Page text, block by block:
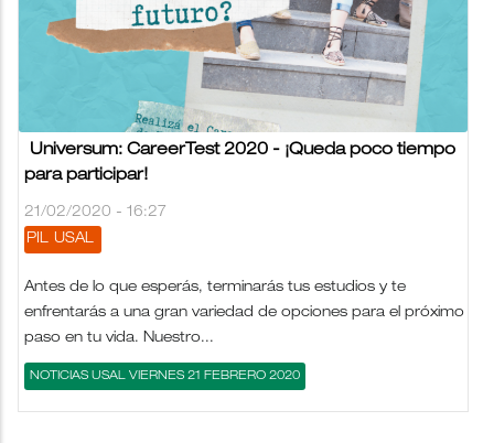
Universum: CareerTest 2020 - ¡Queda poco tiempo
para participar!
21/02/2020 - 16:27
PIL USAL
Antes de lo que esperás, terminarás tus estudios y te
enfrentarás a una gran variedad de opciones para el próximo
paso en tu vida. Nuestro...
NOTICIAS USAL VIERNES 21 FEBRERO 2020